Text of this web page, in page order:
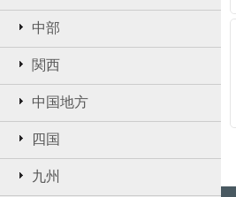
中部
関西
中国地方
四国
九州